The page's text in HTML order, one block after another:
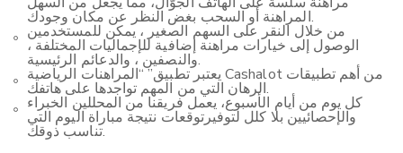
المراهنة أو السحب بغض النظر عن مكان وجودك.
من خلال النقر على السهم الصغير ، يمكن للمستخدمين
الوصول إلى خيارات مراهنة إضافية للإجماليات المختلفة ،
والنصفين ، والدعائم الرئيسية.
يعتبر تطبيق” “المراهنات الرياضية Cashalot من أهم تطبيقات
الرهان التي من المهم تواجدها على هاتفك.
كل يوم من أيام الأسبوع، يعمل فريقنا من المحللين الخبراء
والإحصائيين بلا كلل لتوفيرتوقعات نتيجة مباراة اليوم التي
تناسب ذوقك.